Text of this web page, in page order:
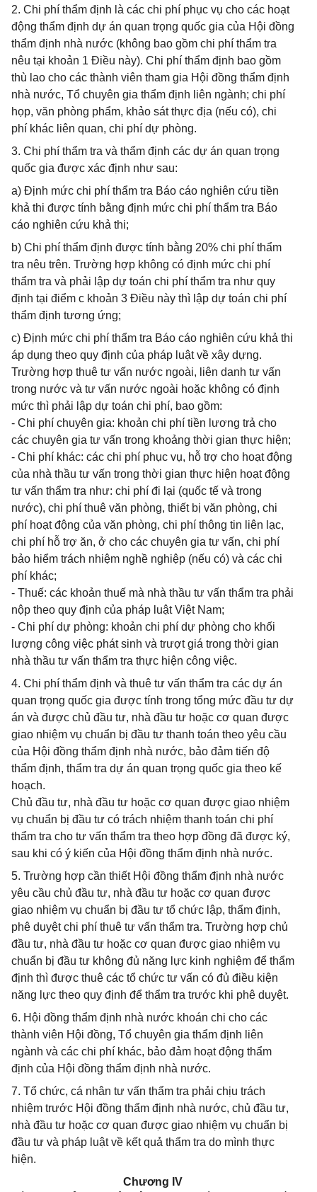
2. Chi phí thẩm định là các chi phí phục vụ cho các hoạt
động thẩm định dự án quan trọng quốc gia của Hội đồng
thẩm định nhà nước (không bao gồm chi phí thẩm tra
nêu tại khoản 1 Điều này). Chi phí thẩm định bao gồm
thù lao cho các thành viên tham gia Hội đồng thẩm định
nhà nước, Tổ chuyên gia thẩm định liên ngành; chi phí
họp, văn phòng phẩm, khảo sát thực địa (nếu có), chi
phí khác liên quan, chi phí dự phòng.
3. Chi phí thẩm tra và thẩm định các dự án quan trọng
quốc gia được xác định như sau:
a) Định mức chi phí thẩm tra Báo cáo nghiên cứu tiền
khả thi được tính bằng định mức chi phí thẩm tra Báo
cáo nghiên cứu khả thi;
b) Chi phí thẩm định được tính bằng 20% chi phí thẩm
tra nêu trên. Trường hợp không có định mức chi phí
thẩm tra và phải lập dự toán chi phí thẩm tra như quy
định tại điểm c khoản 3 Điều này thì lập dự toán chi phí
thẩm định tương ứng;
c) Định mức chi phí thẩm tra Báo cáo nghiên cứu khả thi
áp dụng theo quy định của pháp luật về xây dựng.
Trường hợp thuê tư vấn nước ngoài, liên danh tư vấn
trong nước và tư vấn nước ngoài hoặc không có định
mức thì phải lập dự toán chi phí, bao gồm:
- Chi phí chuyên gia: khoản chi phí tiền lương trả cho
các chuyên gia tư vấn trong khoảng thời gian thực hiện;
- Chi phí khác: các chi phí phục vụ, hỗ trợ cho hoạt động
của nhà thầu tư vấn trong thời gian thực hiện hoạt động
tư vấn thẩm tra như: chi phí đi lại (quốc tế và trong
nước), chi phí thuê văn phòng, thiết bị văn phòng, chi
phí hoạt động của văn phòng, chi phí thông tin liên lạc,
chi phí hỗ trợ ăn, ở cho các chuyên gia tư vấn, chi phí
bảo hiểm trách nhiệm nghề nghiệp (nếu có) và các chi
phí khác;
- Thuế: các khoản thuế mà nhà thầu tư vấn thẩm tra phải
nộp theo quy định của pháp luật Việt Nam;
- Chi phí dự phòng: khoản chi phí dự phòng cho khối
lượng công việc phát sinh và trượt giá trong thời gian
nhà thầu tư vấn thẩm tra thực hiện công việc.
4. Chi phí thẩm định và thuê tư vấn thẩm tra các dự án
quan trọng quốc gia được tính trong tổng mức đầu tư dự
án và được chủ đầu tư, nhà đầu tư hoặc cơ quan được
giao nhiệm vụ chuẩn bị đầu tư thanh toán theo yêu cầu
của Hội đồng thẩm định nhà nước, bảo đảm tiến độ
thẩm định, thẩm tra dự án quan trọng quốc gia theo kế
hoạch.
Chủ đầu tư, nhà đầu tư hoặc cơ quan được giao nhiệm
vụ chuẩn bị đầu tư có trách nhiệm thanh toán chi phí
thẩm tra cho tư vấn thẩm tra theo hợp đồng đã được ký,
sau khi có ý kiến của Hội đồng thẩm định nhà nước.
5. Trường hợp cần thiết Hội đồng thẩm định nhà nước
yêu cầu chủ đầu tư, nhà đầu tư hoặc cơ quan được
giao nhiệm vụ chuẩn bị đầu tư tổ chức lập, thẩm định,
phê duyệt chi phí thuê tư vấn thẩm tra. Trường hợp chủ
đầu tư, nhà đầu tư hoặc cơ quan được giao nhiệm vụ
chuẩn bị đầu tư không đủ năng lực kinh nghiệm để thẩm
định thì được thuê các tổ chức tư vấn có đủ điều kiện
năng lực theo quy định để thẩm tra trước khi phê duyệt.
6. Hội đồng thẩm định nhà nước khoán chi cho các
thành viên Hội đồng, Tổ chuyên gia thẩm định liên
ngành và các chi phí khác, bảo đảm hoạt động thẩm
định của Hội đồng thẩm định nhà nước.
7. Tổ chức, cá nhân tư vấn thẩm tra phải chịu trách
nhiệm trước Hội đồng thẩm định nhà nước, chủ đầu tư,
nhà đầu tư hoặc cơ quan được giao nhiệm vụ chuẩn bị
đầu tư và pháp luật về kết quả thẩm tra do mình thực
hiện.
Chương IV